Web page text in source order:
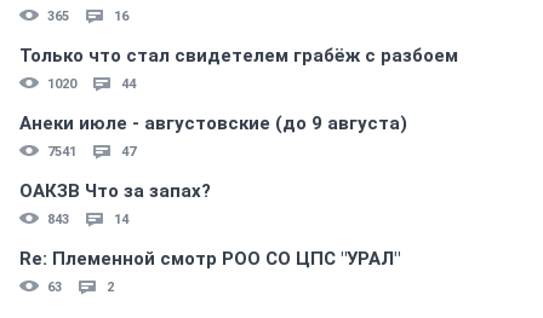
365 16
Только что стал свидетелем грабёж с разбоем
1020 44
Анеки июле - августовские (до 9 августа)
7541 47
ОАКЗВ Что за запах?
843 14
Re: Племеннoй смoтр РOO CO ЦПС "УРАЛ"
63 2